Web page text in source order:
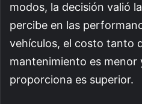
modos, la decisión valió
percibe en las
vehículos, el costo tanto
mantenimiento es menor
proporciona es superior.